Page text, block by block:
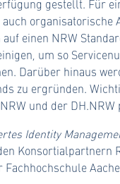
gestellt. Für
einen NRW
um so
Darüber hinaus
zu ergründen.
und der DH.NRW
Identity